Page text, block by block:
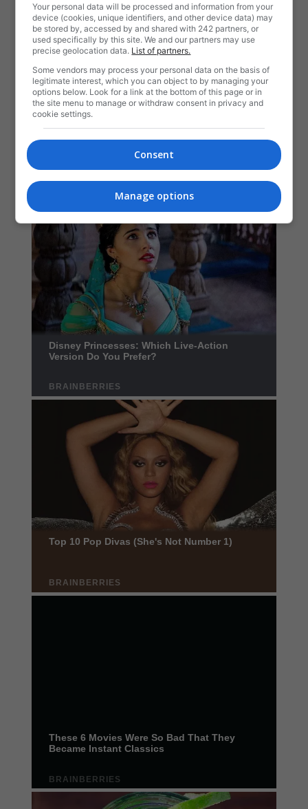
Your personal data will be processed and information from your
device (cookies, unique identifiers, and other device data) may
be stored by, accessed by and shared with 242 partners, or
used specifically by this site. We and our partners may use
precise geolocation data. List of partners.
Some vendors may process your personal data on the basis of
legitimate interest, which you can object to by managing your
options below. Look for a link at the bottom of this page or in
the site menu to manage or withdraw consent in privacy and
cookie settings.
Consent
Manage options